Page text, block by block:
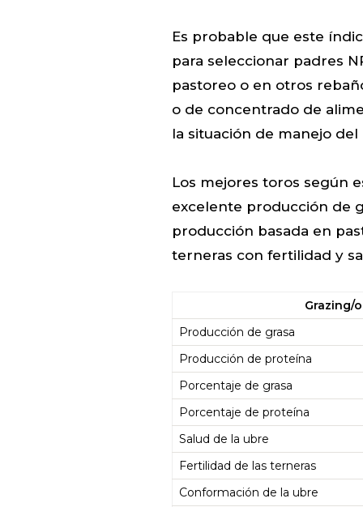
Es probable que este
para seleccionar padres
pastoreo o en otros
o de concentrado de
la situación de manejo del
Los mejores toros según
excelente producción de
producción basada en
terneras con fertilidad y
Grazing/
Producción de grasa
Producción de proteína
Porcentaje de grasa
Porcentaje de proteína
Salud de la ubre
Fertilidad de las terneras
Conformación de la ubre